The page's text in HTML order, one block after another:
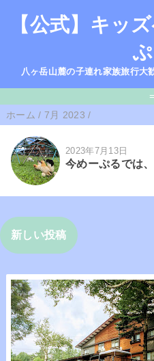
【公式】キッ
八ヶ岳山麓の子連れ家族旅行大
=
ホーム / 7月 2023 /
2023年7月13日
今めーぷるでは
新しい投稿